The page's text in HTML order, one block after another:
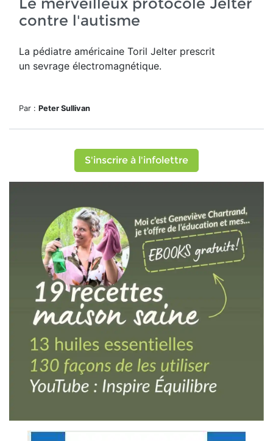
contre l'autisme
La pédiatre américaine Toril Jelter prescrit
un sevrage électromagnétique.
Par : Peter Sullivan
S'inscrire à l'infolettre